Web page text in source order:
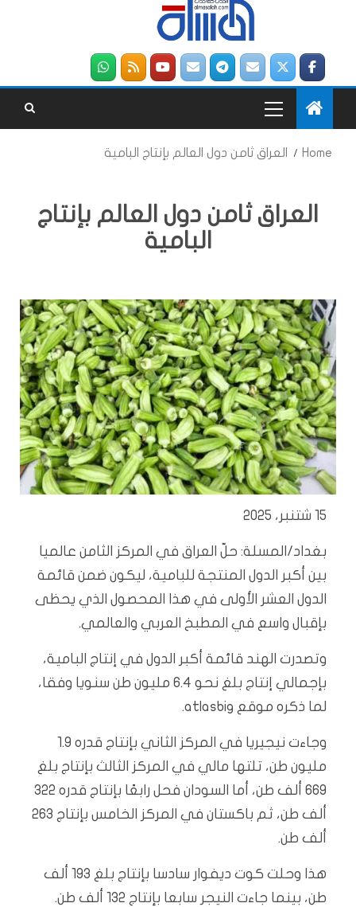
Home العراق ثامن دول العالم بإنتاج البامية
العراق ثامن دول العالم بإنتاج
البامية
15 شتنبر، 2025
بغداد/المسلة: حلّ العراق في المركز الثامن عالميا
بين أكبر الدول المنتجة للبامية، ليكون ضمن قائمة
الدول العشر الأولى في هذا المحصول الذي يحظى
بإقبال واسع في المطبخ العربي والعالمي.
وتصدرت الهند قائمة أكبر الدول في إنتاج البامية،
بإجمالي إنتاج بلغ نحو 6.4 مليون طن سنويا وفقا،
لما ذكره موقع atlasbig.
وجاءت نيجيريا في المركز الثاني بإنتاج قدره 1.9
مليون طن، تلتها مالي في المركز الثالث بإنتاج بلغ
669 ألف طن، أما السودان فحل رابعًا بإنتاج قدره 322
ألف طن، ثم باكستان في المركز الخامس بإنتاج 263
ألف طن.
هذا وحلت كوت ديفوار سادسا بإنتاج بلغ 193 ألف
طن، بينما جاءت النيجر سابعا بإنتاج 132 ألف طن.